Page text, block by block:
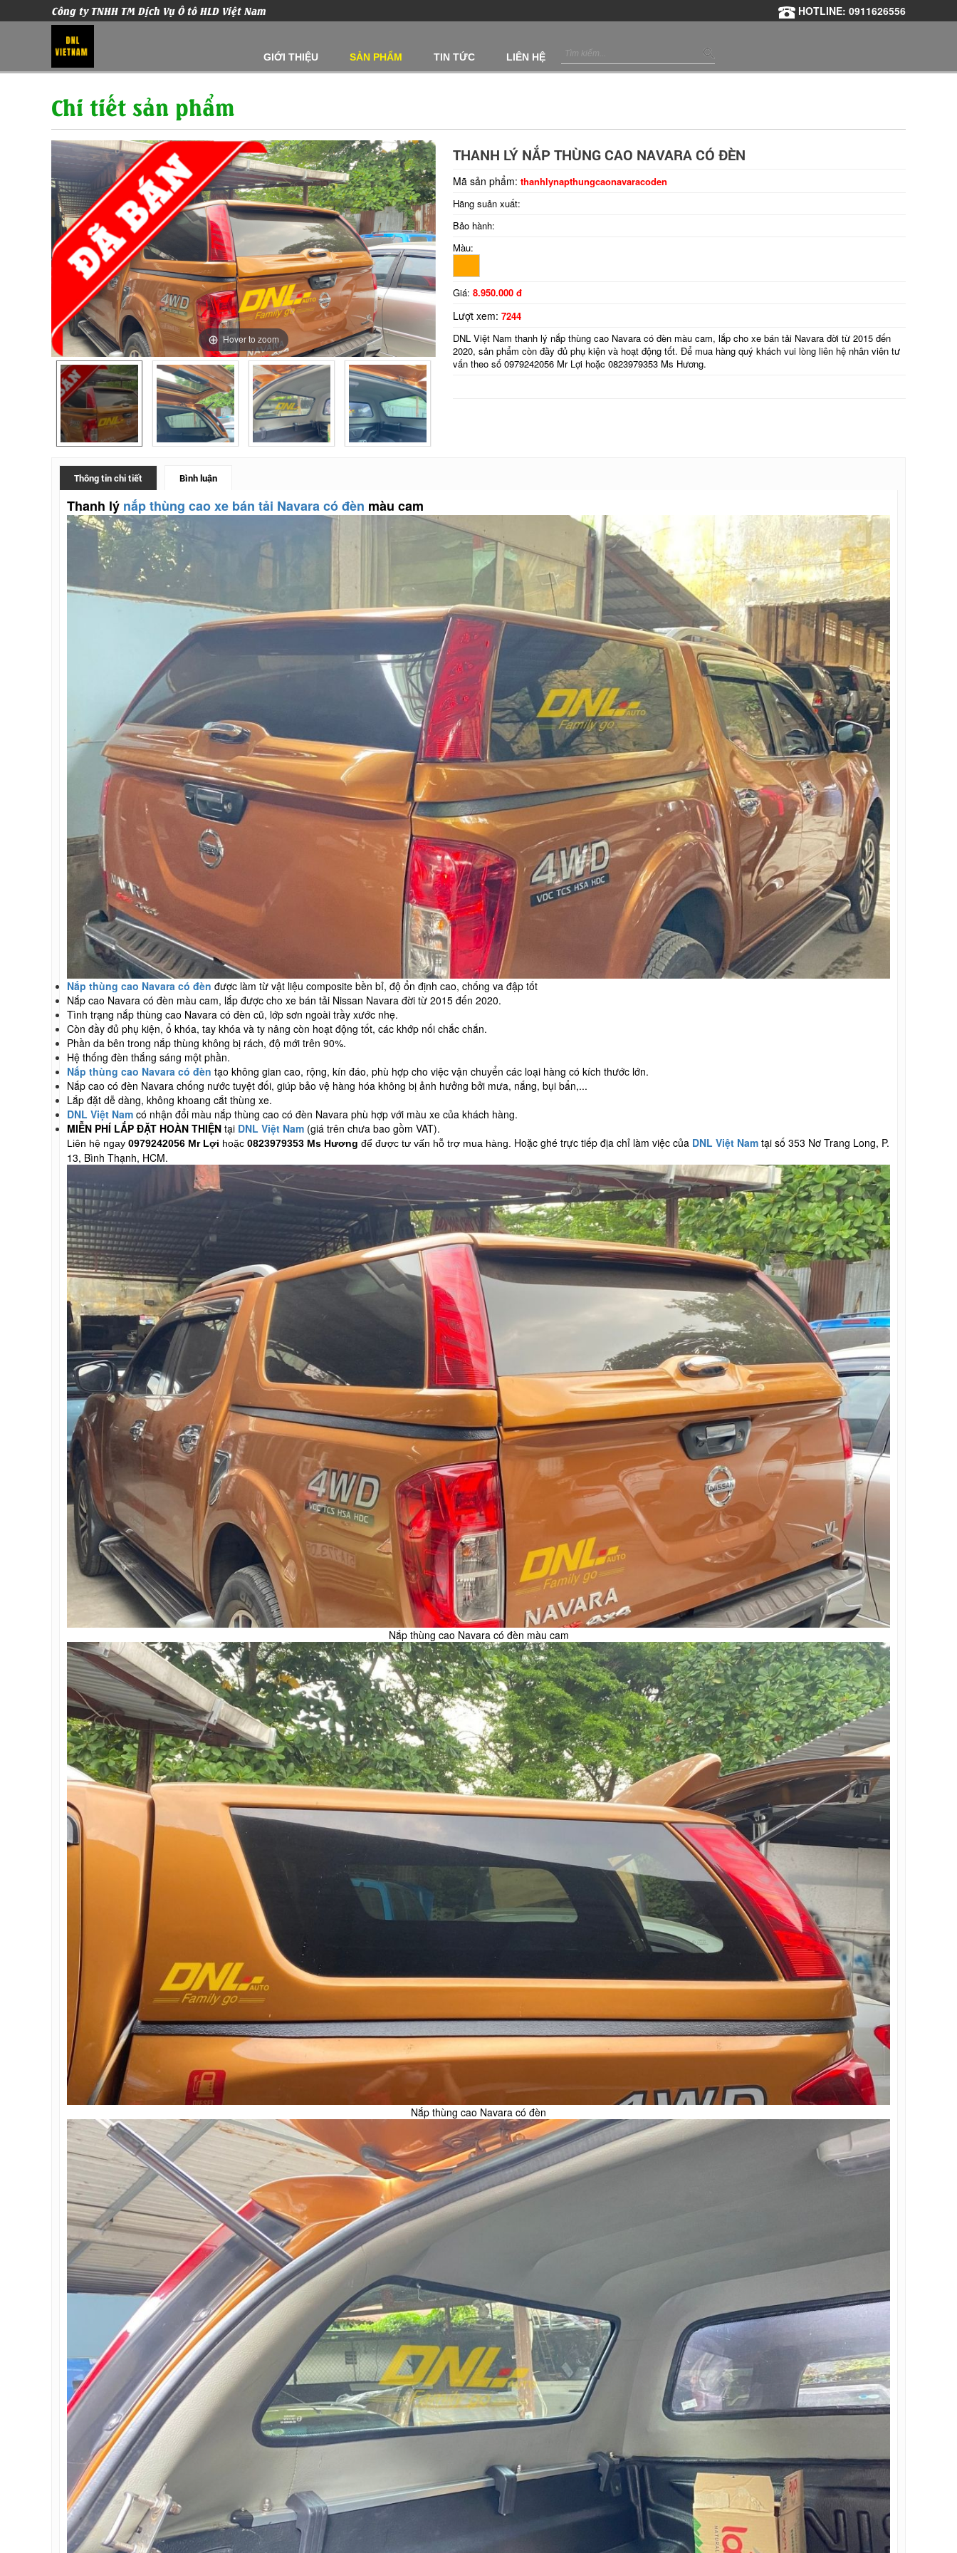
Công ty TNHH TM Dịch Vụ Ô tô HLD Việt Nam HOTLINE: 0911626556
GIỚI THIỆU SẢN PHẨM TIN TỨC LIÊN HỆ
Chi tiết sản phẩm
Hover to zoom
THANH LÝ NẮP THÙNG CAO NAVARA CÓ ĐÈN
Mã sản phẩm: thanhlynapthungcaonavaracoden
Hãng suản xuất:
Bảo hành:
Màu:
Giá: 8.950.000 đ
Lượt xem: 7244
DNL Việt Nam thanh lý nắp thùng cao Navara có đèn màu cam, lắp cho xe bán tải Navara đời từ 2015 đến
2020, sản phẩm còn đầy đủ phụ kiện và hoạt động tốt. Để mua hàng quý khách vui lòng liên hệ nhân viên tư
vấn theo số 0979242056 Mr Lợi hoặc 0823979353 Ms Hương.
Thông tin chi tiết Bình luận
Thanh lý nắp thùng cao xe bán tải Navara có đèn màu cam
Nắp thùng cao Navara có đèn được làm từ vật liệu composite bền bỉ, độ ổn định cao, chống va đập tốt
Nắp cao Navara có đèn màu cam, lắp được cho xe bán tải Nissan Navara đời từ 2015 đến 2020.
Tình trạng nắp thùng cao Navara có đèn cũ, lớp sơn ngoài trầy xước nhẹ.
Còn đầy đủ phụ kiện, ổ khóa, tay khóa và ty nâng còn hoạt động tốt, các khớp nối chắc chắn.
Phần da bên trong nắp thùng không bị rách, độ mới trên 90%.
Hệ thống đèn thắng sáng một phần.
Nắp thùng cao Navara có đèn tạo không gian cao, rộng, kín đáo, phù hợp cho việc vận chuyển các loại hàng có kích thước lớn.
Nắp cao có đèn Navara chống nước tuyệt đối, giúp bảo vệ hàng hóa không bị ảnh hưởng bởi mưa, nắng, bụi bẩn,...
Lắp đặt dễ dàng, không khoang cắt thùng xe.
DNL Việt Nam có nhận đổi màu nắp thùng cao có đèn Navara phù hợp với màu xe của khách hàng.
MIỄN PHÍ LẮP ĐẶT HOÀN THIỆN tại DNL Việt Nam (giá trên chưa bao gồm VAT).
Liên hệ ngay 0979242056 Mr Lợi hoặc 0823979353 Ms Hương để được tư vấn hỗ trợ mua hàng. Hoặc ghé trực tiếp địa chỉ làm việc của DNL Việt Nam tại số 353 Nơ Trang Long, P.
13, Bình Thạnh, HCM.
Nắp thùng cao Navara có đèn màu cam
Nắp thùng cao Navara có đèn